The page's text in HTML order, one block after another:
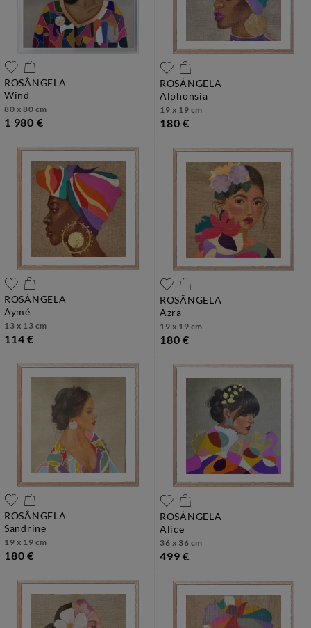
ROSÂNGELA
wind
80 x 80 cm
1 980 €
ROSÂNGELA
alphonsia
19 x 19 cm
180 €
ROSÂNGELA
aymé
13 x 13 cm
114 €
ROSÂNGELA
azra
19 x 19 cm
180 €
ROSÂNGELA
sandrine
19 x 19 cm
180 €
ROSÂNGELA
alice
36 x 36 cm
499 €